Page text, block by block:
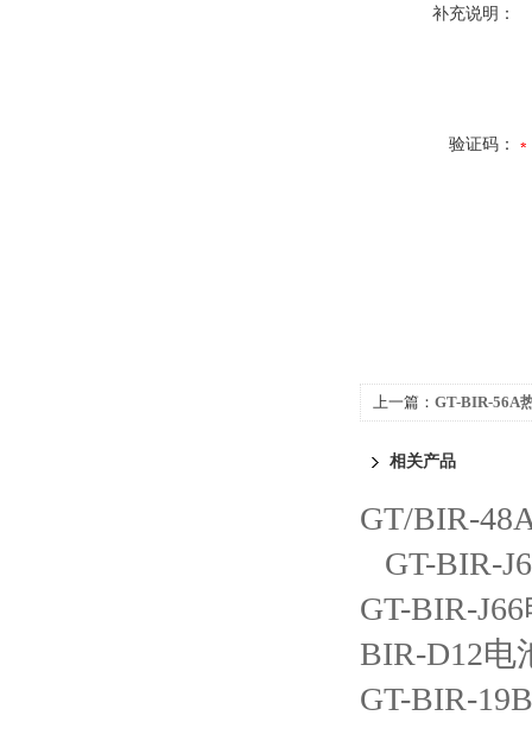
补充说明：
验证码：
上一篇： GT-BIR-56A
相关产品
GT/BIR-
GT-BIR-
GT-BIR-
BIR-D12电
GT-BIR-